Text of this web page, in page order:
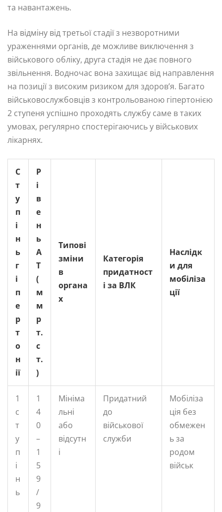
та навантажень.
На відміну від третьої стадії з незворотними
ураженнями органів, де можливе виключення з
військового обліку, друга стадія не дає повного
звільнення. Водночас вона захищає від направлення
на позиції з високим ризиком для здоров’я. Багато
військовослужбовців з контрольованою гіпертонією
2 ступеня успішно проходять службу саме в таких
умовах, регулярно спостерігаючись у військових
лікарнях.
С
т
у
п
і
н
ь
г
і
п
е
р
т
о
н
ії
Р
і
в
е
н
ь
А
Т
(
м
м
р
т.
с
т.
)
Типові
зміни
в
органа
х
Категорія
придатност
і за ВЛК
Наслідк
и для
мобіліза
ції
1
с
т
у
п
і
н
ь
1
4
0
–
1
5
9
/
9
Мініма
льні
або
відсутн
і
Придатний
до
військової
служби
Мобіліза
ція без
обмежен
ь за
родом
військ